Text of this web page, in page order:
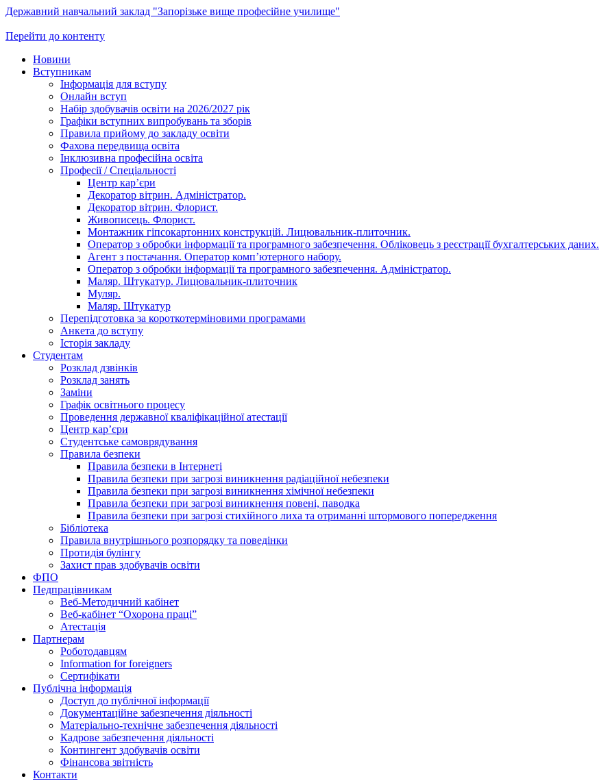
Державний навчальний заклад "Запорізьке вище професійне училище"
Перейти до контенту
Новини
Вступникам
Інформація для вступу
Онлайн вступ
Набір здобувачів освіти на 2026/2027 рік
Графіки вступних випробувань та зборів
Правила прийому до закладу освіти
Фахова передвища освіта
Інклюзивна професійна освіта
Професії / Спеціальності
Центр кар’єри
Декоратор вітрин. Адміністратор.
Декоратор вітрин. Флорист.
Живописець. Флорист.
Монтажник гіпсокартонних конструкцій. Лицювальник-плиточник.
Оператор з обробки інформації та програмного забезпечення. Обліковець з реєстрації бухгалтерських даних.
Агент з постачання. Оператор комп’ютерного набору.
Оператор з обробки інформації та програмного забезпечення. Адміністратор.
Маляр. Штукатур. Лицювальник-плиточник
Муляр.
Маляр. Штукатур
Перепідготовка за короткотерміновими програмами
Анкета до вступу
Історія закладу
Студентам
Розклад дзвінків
Розклад занять
Заміни
Графік освітнього процесу
Проведення державної кваліфікаційної атестації
Центр кар’єри
Студентське самоврядування
Правила безпеки
Правила безпеки в Інтернеті
Правила безпеки при загрозі виникнення радіаційної небезпеки
Правила безпеки при загрозі виникнення хімічної небезпеки
Правила безпеки при загрозі виникнення повені, паводка
Правила безпеки при загрозі стихійного лиха та отриманні штормового попередження
Бібліотека
Правила внутрішнього розпорядку та поведінки
Протидія булінгу
Захист прав здобувачів освіти
ФПО
Педпрацівникам
Веб-Методичний кабінет
Веб-кабінет “Охорона праці”
Атестація
Партнерам
Роботодавцям
Information for foreigners
Сертифікати
Публічна інформація
Доступ до публічної інформації
Документаційне забезпечення діяльності
Матеріально-технічне забезпечення діяльності
Кадрове забезпечення діяльності
Контингент здобувачів освіти
Фінансова звітність
Контакти